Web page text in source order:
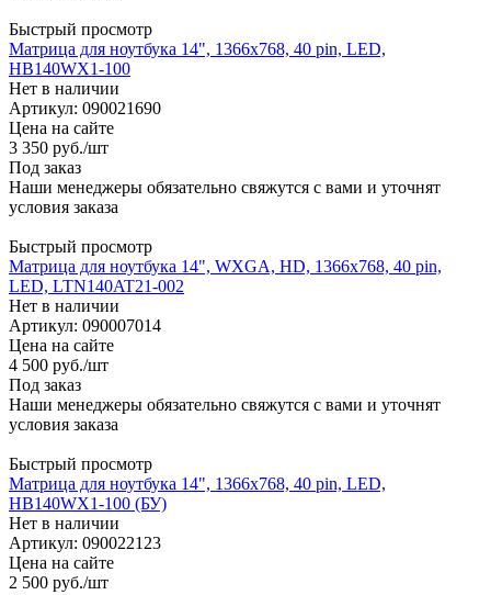
Быстрый просмотр
Матрица для ноутбука 14", 1366x768, 40 pin, LED,
HB140WX1-100
Нет в наличии
Артикул: 090021690
Цена на сайте
3 350 руб./шт
Под заказ
Наши менеджеры обязательно свяжутся с вами и уточнят
условия заказа
Быстрый просмотр
Матрица для ноутбука 14", WXGA, HD, 1366x768, 40 pin,
LED, LTN140AT21-002
Нет в наличии
Артикул: 090007014
Цена на сайте
4 500 руб./шт
Под заказ
Наши менеджеры обязательно свяжутся с вами и уточнят
условия заказа
Быстрый просмотр
Матрица для ноутбука 14", 1366x768, 40 pin, LED,
HB140WX1-100 (БУ)
Нет в наличии
Артикул: 090022123
Цена на сайте
2 500 руб./шт